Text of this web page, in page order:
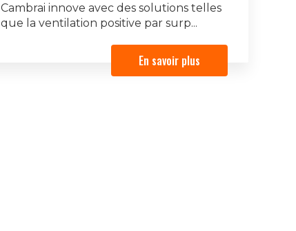
Cambrai innove avec des solutions telles
que la ventilation positive par surp...
En savoir plus